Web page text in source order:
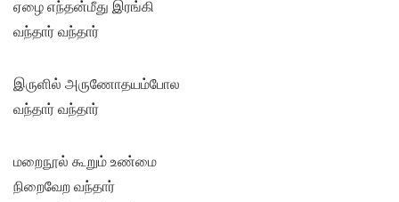
ஏழை எந்தன்மீது இரங்கி
வந்தார் வந்தார்
இருளில் அருணோதயம்போல
வந்தார் வந்தார்
மறைநூல் கூறும் உண்மை
நிறைவேற வந்தார்